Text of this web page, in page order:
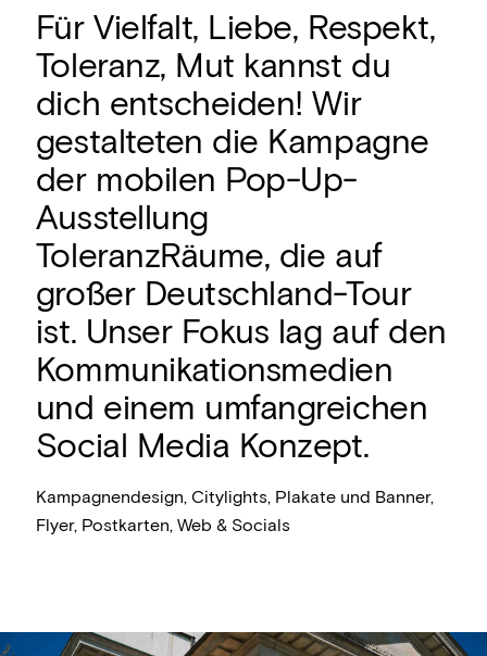
Für Vielfalt, Liebe, Respekt,
Toleranz, Mut kannst du
dich entscheiden! Wir
gestalteten die Kampagne
der mobilen Pop-Up-
Ausstellung
ToleranzRäume, die auf
großer Deutschland-Tour
ist. Unser Fokus lag auf den
Kommunikationsmedien
und einem umfangreichen
Social Media Konzept.
Kampagnendesign, Citylights, Plakate und Banner,
Flyer, Postkarten, Web & Socials